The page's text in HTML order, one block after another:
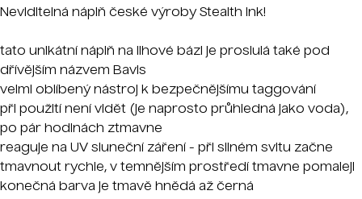
Neviditelná náplň české výroby Stealth ink!
tato unikátní náplň na lihové bázi je proslulá také pod
dřívějším názvem Bavis
velmi oblíbený nástroj k bezpečnějšímu taggování
při použití není vidět (je naprosto průhledná jako voda),
po pár hodinách ztmavne
reaguje na UV sluneční záření - při silném svitu začne
tmavnout rychle, v temnějším prostředí tmavne pomaleji
konečná barva je tmavě hnědá až černá